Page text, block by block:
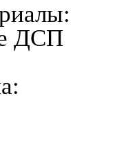
ДСП